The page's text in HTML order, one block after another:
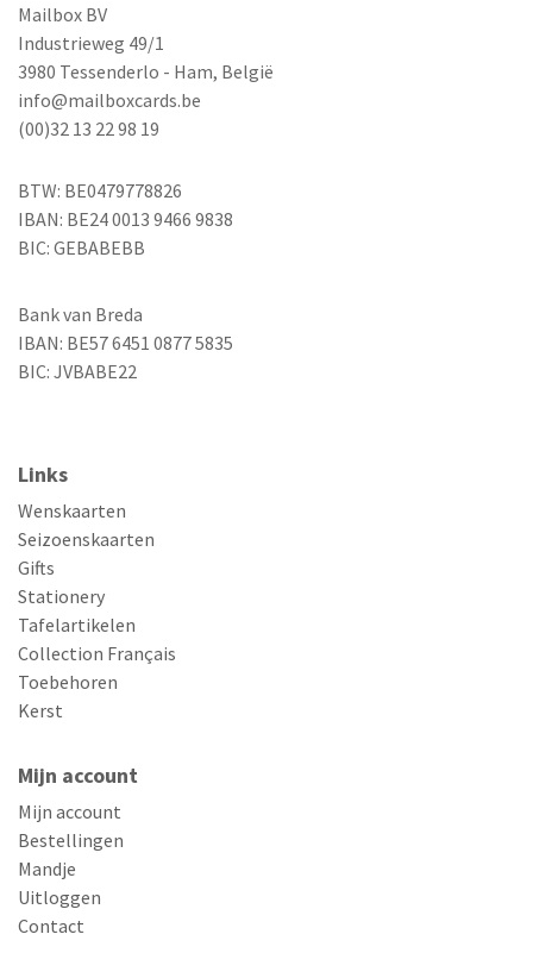
Mailbox BV
Industrieweg 49/1
3980 Tessenderlo - Ham, België
info@mailboxcards.be
(00)32 13 22 98 19
BTW: BE0479778826
IBAN: BE24 0013 9466 9838
BIC: GEBABEBB
Bank van Breda
IBAN: BE57 6451 0877 5835
BIC: JVBABE22
Links
Wenskaarten
Seizoenskaarten
Gifts
Stationery
Tafelartikelen
Collection Français
Toebehoren
Kerst
Mijn account
Mijn account
Bestellingen
Mandje
Uitloggen
Contact